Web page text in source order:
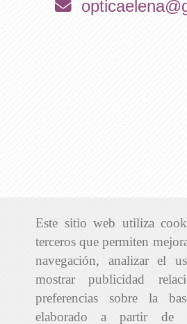
Este sitio web utiliza
terceros que permiten
navegación, analizar el
mostrar publicidad
preferencias sobre la
elaborado a partir de
opticaelena